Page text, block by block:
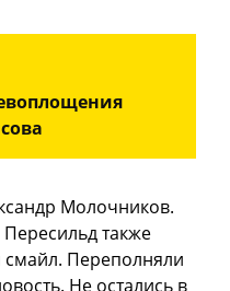
Молочников.
также
смайл. Переполняли
Не остались в